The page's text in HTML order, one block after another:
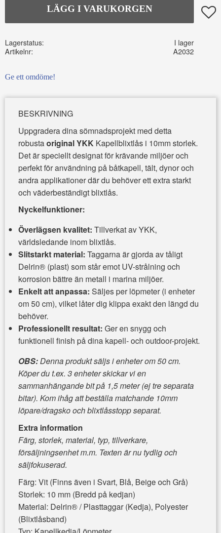
Lägg
Lagerstatus
I lager
Artikelnr
A2032
Ge ett omdöme!
BESKRIVNING
Uppgradera dina sömnadsprojekt med detta
robustaoriginal YKKKapellblixtlås i 10mm storlek.
Det är speciellt designat för krävande miljöer och
perfekt för användning på båtkapell, tält, dynor och
andra applikationer där du behöver ett extra starkt
och väderbeständigt blixtlås.
Nyckelfunktioner:
Överlägsen kvalitet: Tillverkat av YKK,
världsledande inom blixtlås.
Slitstarkt material: Taggarna är gjorda av tåligt
Delrin® (plast) som står emot UV-strålning och
korrosion bättre än metall i marina miljöer.
Enkelt att anpassa: Säljes per löpmeter (i enheter
om 50 cm), vilket låter dig klippa exakt den längd du
behöver.
Professionellt resultat: Ger en snygg och
funktionell finish på dina kapell- och outdoor-projekt.
OBS:Denna produkt säljs i enheter om 50 cm.
Köper du t.ex. 3 enheter skickar vi en
sammanhängande bit på 1,5 meter (ej tre separata
bitar). Kom ihåg att beställa matchande 10mm
löpare/dragskoochblixtlåsstoppseparat.
Extra information
Färg, storlek, material, typ, tillverkare,
försäljningsenhet m.m. Texten är nu tydlig och
säljfokuserad.
Färg: Vit (Finns även i Svart, Blå, Beige och Grå)
Storlek: 10 mm (Bredd på kedjan)
Material: Delrin® / Plasttaggar (Kedja), Polyester
(Blixtlåsband)